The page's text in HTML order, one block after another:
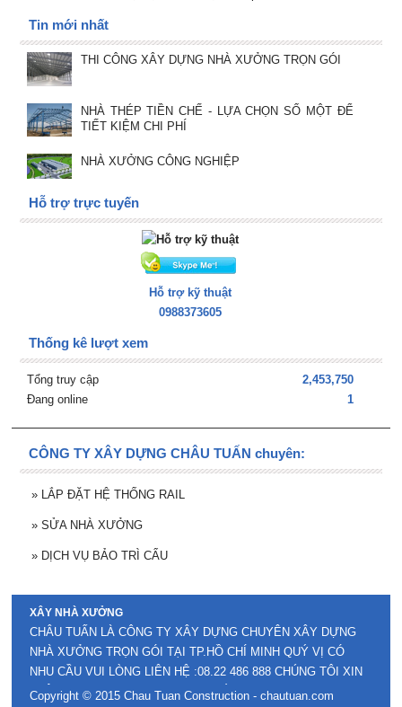
XÂY NHÀ XƯỞNG
CHÂU TUẤN LÀ CÔNG TY XÂY DỰNG CHUYÊN XÂY DỰNG
NHÀ XƯỞNG TRỌN GÓI TẠI TP.HỒ CHÍ MINH QUÝ VỊ CÓ
NHU CẦU VUI LÒNG LIÊN HỆ :08.22 486 888 CHÚNG TÔI XIN
TRÂN TRỌNG ĐƯỢC PHỤC VỤ QUÝ VỊ .
Tin mới nhất
THI CÔNG XÂY DỰNG NHÀ XƯỞNG TRỌN GÓI
NHÀ THÉP TIỀN CHẾ - LỰA CHỌN SỐ MỘT ĐỂ
TIẾT KIỆM CHI PHÍ
NHÀ XƯỞNG CÔNG NGHIỆP
Hỗ trợ trực tuyến
Hỗ trợ kỹ thuật
0988373605
Thống kê lượt xem
Tổng truy cập
2,453,750
Đang online
1
CÔNG TY XÂY DỰNG CHÂU TUẤN chuyên:
» LẮP ĐẶT HỆ THỐNG RAIL
» SỬA NHÀ XƯỞNG
» DỊCH VỤ BẢO TRÌ CẨU
Copyright © 2015 Chau Tuan Construction - chautuan.com